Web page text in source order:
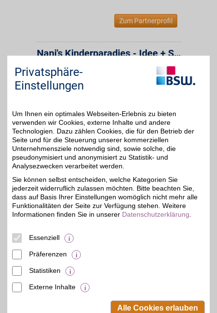
Zum Partnerprofil
2%
Nani's Kinderparadies - Idee + Spiel-Fachgeschäft
Oranienburg
Auf Karte anzeigen
Carrera Toys
Für Groß und Klein genau
das Richtige. Bei unserem
Partner finden Sie von der
ferngesteuerten RC
Fahrzeug alles, was das
Herz begehrt. Erleben Sie
eindrucksvolles Design
und innovative Technik.
Holen Sie sich den
Beamten-Selbsthilfewerk GmbH.
Privatsphäre-
Einstellungen
Um Ihnen ein optimales Webseiten-Erlebnis zu bieten
verwenden wir Cookies, externe Inhalte und andere
Technologien. Dazu zählen Cookies, die für den Betrieb der
Seite und für die Steuerung unserer kommerziellen
Unternehmensziele notwendig sind, sowie solche, die
pseudonymisiert und anonymisiert zu Statistik- und
Analysezwecken verarbeitet werden.
Sie können selbst entscheiden, welche Kategorien Sie
jederzeit widerruflich zulassen möchten. Bitte beachten Sie,
dass auf Basis Ihrer Einstellungen womöglich nicht mehr alle
Funktionalitäten der Seite zur Verfügung stehen. Weitere
Informationen finden Sie in unserer Datenschutzerklärung
Essenziell
Präferenzen
Statistiken
Externe Inhalte
Alle Cookies erlauben